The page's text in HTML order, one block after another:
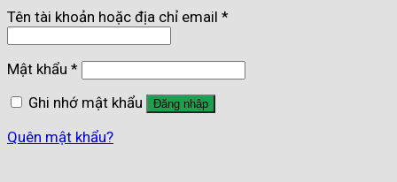
Tên tài khoản hoặc địa chỉ email *
Mật khẩu *
Ghi nhớ mật khẩu
Đăng nhập
Quên mật khẩu?